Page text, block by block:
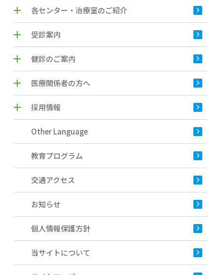
各センター・治療室のご紹介
受診案内
健診のご案内
医療関係者の方へ
採用情報
Other Language
教育プログラム
交通アクセス
お知らせ
個人情報保護方針
当サイトについて